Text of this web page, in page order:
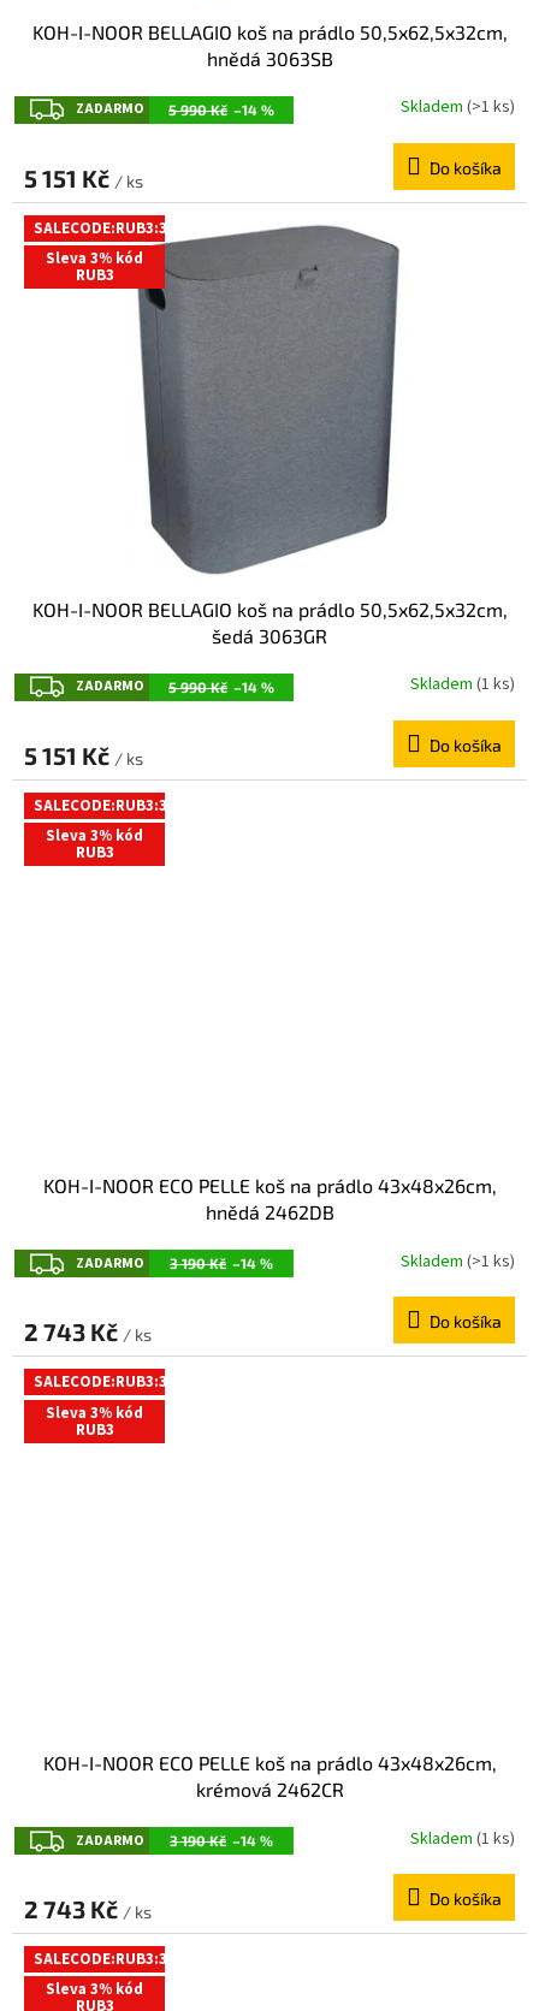
Z
D
A
R
M
ZADARMO 5 990 Kč –14 %
KOH-I-NOOR BELLAGIO koš na prádlo 50,5x62,5x32cm,
hnědá 3063SB
Skladem (>1 ks)
5 151 Kč / ks
Do košíka
SALECODE:RUB3:3:%
Sleva 3% kód
RUB3
Z
D
A
R
M
ZADARMO 5 990 Kč –14 %
KOH-I-NOOR BELLAGIO koš na prádlo 50,5x62,5x32cm,
šedá 3063GR
Skladem (1 ks)
5 151 Kč / ks
Do košíka
SALECODE:RUB3:3:%
Sleva 3% kód
RUB3
Z
D
A
R
M
ZADARMO 3 190 Kč –14 %
KOH-I-NOOR ECO PELLE koš na prádlo 43x48x26cm,
hnědá 2462DB
Skladem (>1 ks)
2 743 Kč / ks
Do košíka
SALECODE:RUB3:3:%
Sleva 3% kód
RUB3
Z
D
A
R
ZADARMO 3 190 Kč –14 %
KOH-I-NOOR ECO PELLE koš na prádlo 43x48x26cm,
krémová 2462CR
Skladem (1 ks)
2 743 Kč / ks
Do košíka
SALECODE:RUB3:3:%
Sleva 3% kód
RUB3